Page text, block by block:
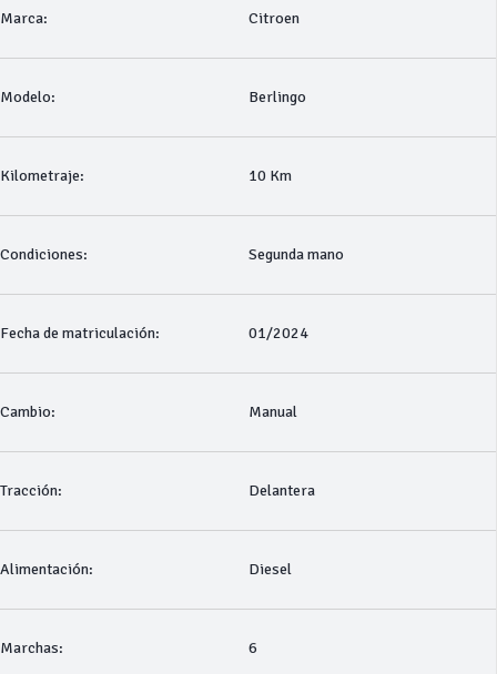
Marca: Citroen
Modelo: Berlingo
Kilometraje: 10 Km
Condiciones: Segunda mano
Fecha de matriculación: 01/2024
Cambio: Manual
Tracción: Delantera
Alimentación: Diesel
Marchas: 6